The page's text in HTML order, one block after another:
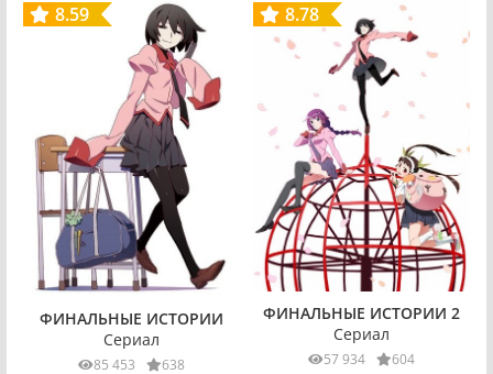
8.59
ФИНАЛЬНЫЕ ИСТОРИИ
Сериал
85 453 638
8.78
ФИНАЛЬНЫЕ ИСТОРИИ 2
Сериал
57 934 604